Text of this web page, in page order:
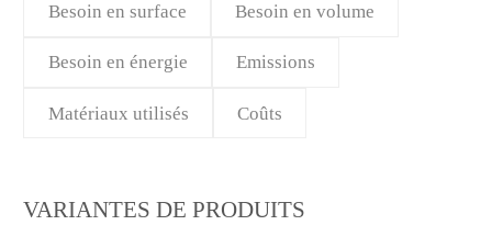
Besoin en surface Besoin en volume
Besoin en énergie Emissions
Matériaux utilisés Coûts
VARIANTES DE PRODUITS